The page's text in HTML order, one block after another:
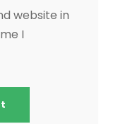
website in
I